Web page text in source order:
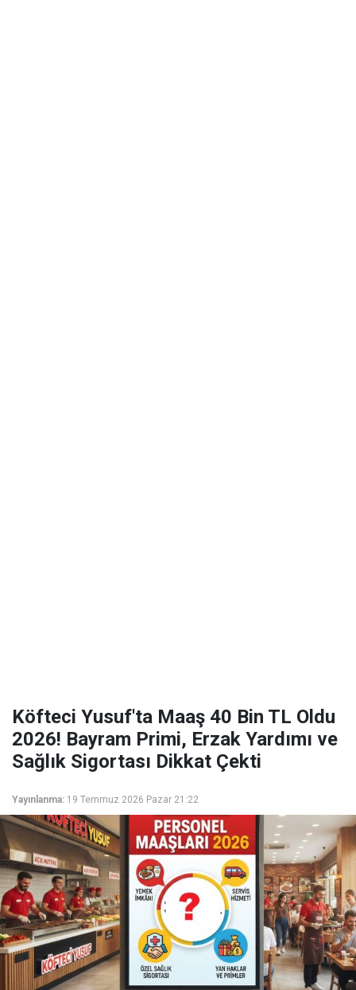
Köfteci Yusuf'ta Maaş 40 Bin TL Oldu
2026! Bayram Primi, Erzak Yardımı ve
Sağlık Sigortası Dikkat Çekti
Yayınlanma: 19 Temmuz 2026 Pazar 21:22